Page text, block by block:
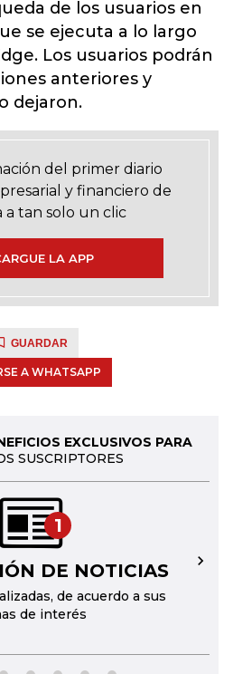
de los usuarios en
se ejecuta a lo largo
Los usuarios podrán
anteriores y
dejaron.
del primer diario
y financiero de
a tan solo un clic
LA APP
GUARDAR
A WHATSAPP
EXCLUSIVOS PARA
SUSCRIPTORES
1
DE NOTICIAS
de acuerdo a sus
de interés
→